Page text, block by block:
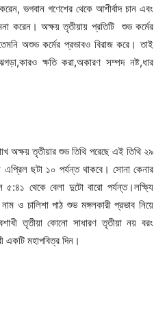
ভগবান গণেশের থেকে আশীর্বাদ চান এবং
করেন। অক্ষয় তৃতীয়ায় প্রতিটি শুভ কর্মের
অশুভ কর্মের প্রভাবও বিরাজ করে। তাই
ক্ষতি করা,অকারণ সম্পদ নষ্ট,ধার
অক্ষয় তৃতীয়ার শুভ তিথি পরেছে এই তিথি ২৯
ছটা ১০ পর্যন্ত থাকবে। সোনা কেনার
থেকে বেলা দুটো বারো পর্যন্ত।লক্ষ্যি
ও চালিশা পাঠ শুভ মঙ্গলকারী প্রভাব নিয়ে
তৃতীয়া কোনো সাধারণ তৃতীয়া নয় বরং
একটি মহাপবিত্র দিন।